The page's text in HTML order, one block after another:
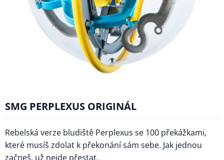
SMG PERPLEXUS ORIGINÁL
Rebelská verze bludiště Perplexus se 100 překážkami,
které musíš zdolat k překonání sám sebe. Jak jednou
začneš, už nejde přestat.